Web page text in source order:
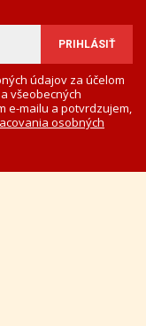
údajov za účelom
všeobecných
e-mailu a potvrdzujem,
osobných